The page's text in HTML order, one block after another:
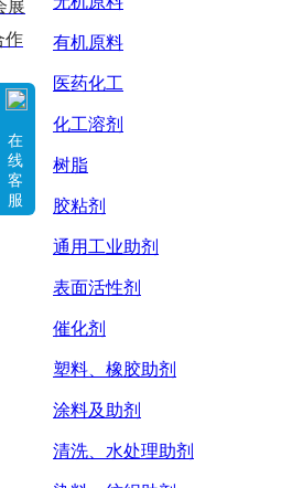
有机原料
医药化工
化工溶剂
树脂
胶粘剂
通用工业助剂
表面活性剂
催化剂
塑料、橡胶助剂
涂料及助剂
清洗、水处理助剂
展
作
在
线
客
服